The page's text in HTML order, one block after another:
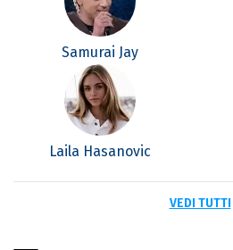
Samurai Jay
Laila Hasanovic
VEDI TUTTI